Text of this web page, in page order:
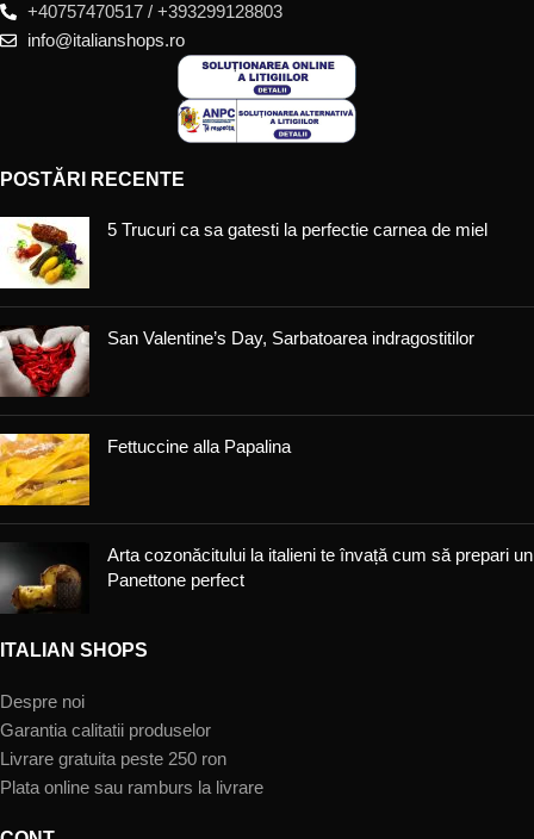
+40757470517 / +393299128803
info@italianshops.ro
POSTĂRI RECENTE
5 Trucuri ca sa gatesti la perfectie carnea de miel
San Valentine’s Day, Sarbatoarea indragostitilor
Fettuccine alla Papalina
Arta cozonăcitului la italieni te învață cum să prepari un
Panettone perfect
ITALIAN SHOPS
Despre noi
Garantia calitatii produselor
Livrare gratuita peste 250 ron
Plata online sau ramburs la livrare